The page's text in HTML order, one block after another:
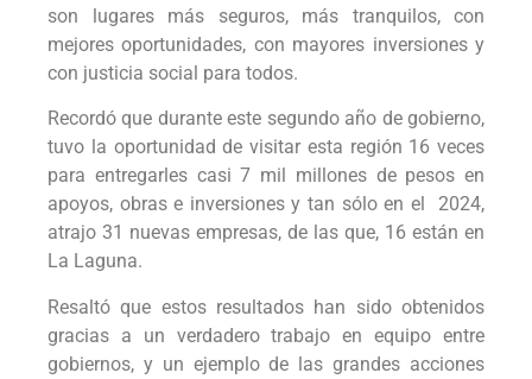
son lugares más seguros, más tranquilos, con
mejores oportunidades, con mayores inversiones y
con justicia social para todos.
Recordó que durante este segundo año de gobierno,
tuvo la oportunidad de visitar esta región 16 veces
para entregarles casi 7 mil millones de pesos en
apoyos, obras e inversiones y tan sólo en el 2024,
atrajo 31 nuevas empresas, de las que, 16 están en
La Laguna.
Resaltó que estos resultados han sido obtenidos
gracias a un verdadero trabajo en equipo entre
gobiernos, y un ejemplo de las grandes acciones